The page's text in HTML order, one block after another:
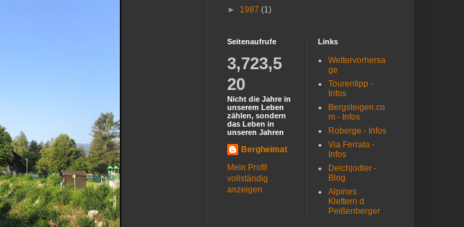
► 1987 (1)
Seitenaufrufe
3,723,5
20
Nicht die Jahre in
unserem Leben
zählen, sondern
das Leben in
unseren Jahren
Bergheimat
Mein Profil
vollständig
anzeigen
Links
Wettervorhersa
ge
Tourentipp -
Infos
Bergsteigen.co
m - Infos
Roberge - Infos
Via Ferrata -
Infos
Deichjodler -
Blog
Alpines
Klettern d.
Peißenberger